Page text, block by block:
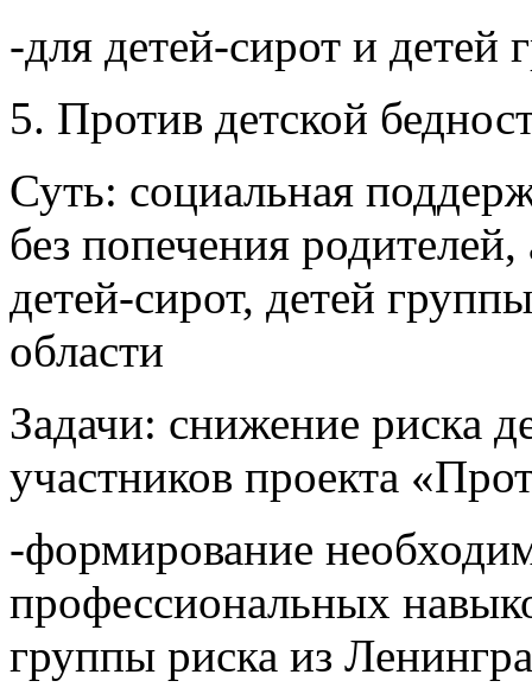
-для детей-сирот и детей
5. Против детской
Суть: социальная
без попечения
детей-сирот, детей
области
Задачи: снижение риска
участников проекта
-формирование
профессиональных
группы риска из